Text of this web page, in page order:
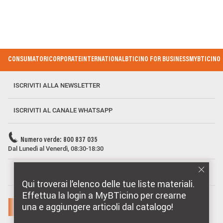
Qui troverai l’elenco delle tue liste materiali.
Effettua la login a MyBTicino per crearne
una e aggiungere articoli dal catalogo!
Footer Menu
CONSUMATORICORPORATEINTERNATIONALBTICINO FOR BUSINESSMYBTICINO
ISCRIVITI ALLA NEWSLETTER
ISCRIVITI AL CANALE WHATSAPP
Numero verde: 800 837 035
Dal Lunedì al Venerdì, 08:30-18:30